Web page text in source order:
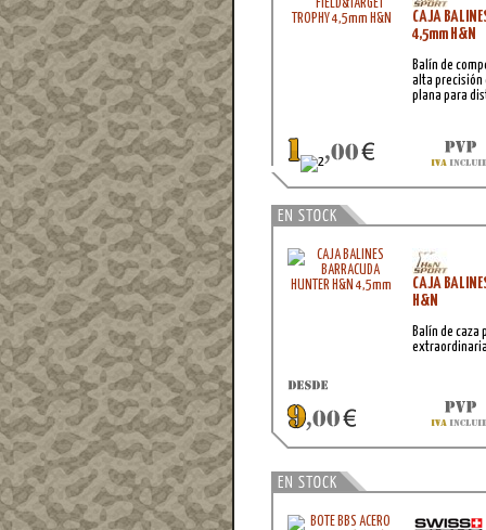
CAJA
4,5mm H&N
Balín de
alta precisión
plana para
CAJA
H&N
Balín de caza